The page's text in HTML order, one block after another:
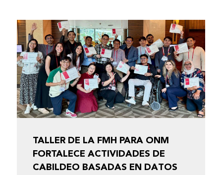
TALLER DE LA FMH PARA ONM
FORTALECE ACTIVIDADES DE
CABILDEO BASADAS EN DATOS